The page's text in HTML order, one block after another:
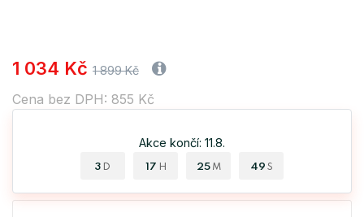
1 034 Kč 1 899 Kč
Cena bez DPH: 855 Kč
Akce končí: 11.8.
3 D 17 H 25 M 48 S